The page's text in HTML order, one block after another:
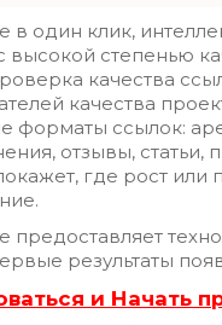
один клик,
высокой степенью
качества
качества
форматы ссылок:
отзывы, статьи,
где рост или
предоставляет
результаты
и Начать